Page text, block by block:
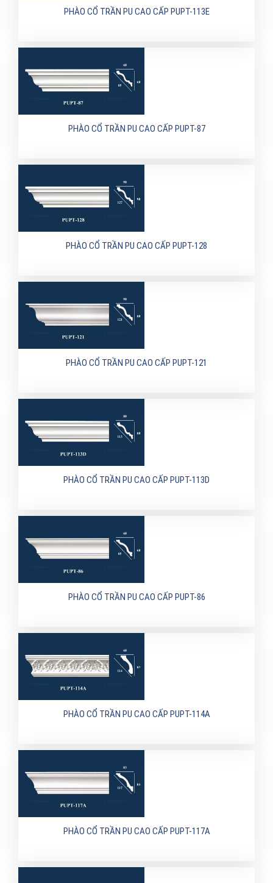
PHÀO CỔ TRẦN PU CAO CẤP PUPT-113E
PHÀO CỔ TRẦN PU CAO CẤP PUPT-87
PHÀO CỔ TRẦN PU CAO CẤP PUPT-128
PHÀO CỔ TRẦN PU CAO CẤP PUPT-121
PHÀO CỔ TRẦN PU CAO CẤP PUPT-113D
PHÀO CỔ TRẦN PU CAO CẤP PUPT-86
PHÀO CỔ TRẦN PU CAO CẤP PUPT-114A
PHÀO CỔ TRẦN PU CAO CẤP PUPT-117A